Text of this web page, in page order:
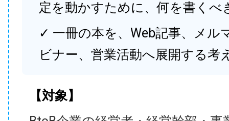
定を動かすために、何を書くべ
✓ 一冊の本を、Web記事、メル
ビナー、営業活動へ展開する考
【対象】